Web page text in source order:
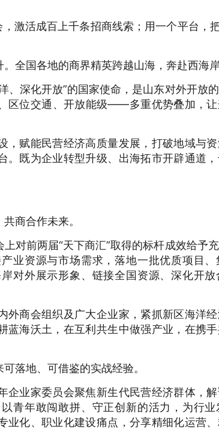
激活成百上千条招商线索；用一个平台，
全国各地的商界精英跨越山海，奔赴西海岸
、深化开放”的国家使命，是山东对外开放
区位交通、开放能级——多重优势叠加，
，赋能民营经济高质量发展，打破地域与
。既为企业转型升级、出海拓市开辟通道
商合作未来。
对前两届“天下商汇”取得的标杆成效给予
业资源与市场需求，落地一批优质项目
对外展示形象、链接全国资源、深化开
商会组织及广大企业家，紧抓新区海洋经
蓝海沃土，在互利共生中做强产业，在携
落地、可借鉴的实战经验。
企业家委员会聚焦新生代民营经济群体，
青年敢闯敢拼、守正创新的活力，为行
业化、职业化建设痛点，分享精细化运营